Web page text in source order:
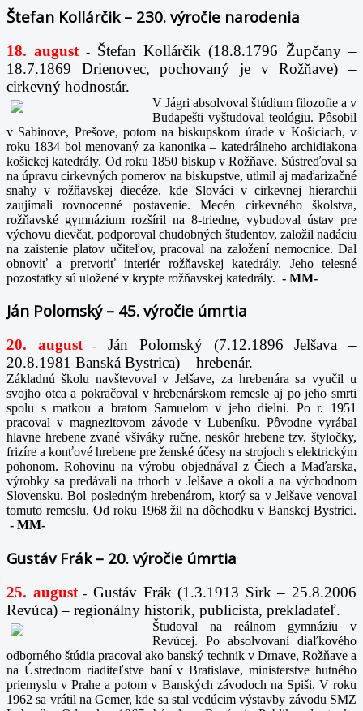
Štefan Kollárčik – 230. výročie narodenia
18. august -
Štefan Kollárčik (18.8.1796 Župčany –
18.7.1869 Drienovec, pochovaný je v Rožňave) –
cirkevný hodnostár.
V Jágri absolvoval štúdium filozofie a v
Budapešti vyštudoval teológiu. Pôsobil
v Sabinove, Prešove, potom na biskupskom úrade v Košiciach, v
roku 1834 bol menovaný za kanonika – katedrálneho archidiakona
košickej katedrály. Od roku 1850 biskup v Rožňave. Sústreďoval sa
na úpravu cirkevných pomerov na biskupstve, utlmil aj maďarizačné
snahy v rožňavskej diecéze, kde Slováci v cirkevnej hierarchii
zaujímali rovnocenné postavenie. Mecén cirkevného školstva,
rožňavské gymnázium rozšíril na 8-triedne, vybudoval ústav pre
výchovu dievčat, podporoval chudobných študentov, založil nadáciu
na zaistenie platov učiteľov, pracoval na založení nemocnice. Dal
obnoviť a pretvoriť interiér rožňavskej katedrály. Jeho telesné
pozostatky sú uložené v krypte rožňavskej katedrály. - MM-
Ján Polomský – 45. výročie úmrtia
20. august-
Ján Polomský (7.12.1896 Jelšava –
20.8.1981 Banská Bystrica) – hrebenár.
Základnú školu navštevoval v Jelšave, za hrebenára sa vyučil u
svojho otca a pokračoval v hrebenárskom remesle aj po jeho smrti
spolu s matkou a bratom Samuelom v jeho dielni. Po r. 1951
pracoval v magnezitovom závode v Lubeníku. Pôvodne vyrábal
hlavne hrebene zvané všiváky ručne, neskôr hrebene tzv. štyločky,
frizíre a konťové hrebene pre ženské účesy na strojoch s elektrickým
pohonom. Rohovinu na výrobu objednával z Čiech a Maďarska,
výrobky sa predávali na trhoch v Jelšave a okolí a na východnom
Slovensku. Bol posledným hrebenárom, ktorý sa v Jelšave venoval
tomuto remeslu. Od roku 1968 žil na dôchodku v Banskej Bystrici.
- MM-
Gustáv Frák – 20. výročie úmrtia
25. august- Gustáv Frák (1.3.1913 Sirk – 25.8.2006
Revúca) – regionálny historik, publicista, prekladateľ.
Študoval na reálnom gymnáziu v
Revúcej. Po absolvovaní diaľkového
odborného štúdia pracoval ako banský technik v Drnave, Rožňave a
na Ústrednom riaditeľstve baní v Bratislave, ministerstve hutného
priemyslu v Prahe a potom v Banských závodoch na Spiši. V roku
1962 sa vrátil na Gemer, kde sa stal vedúcim výstavby závodu SMZ